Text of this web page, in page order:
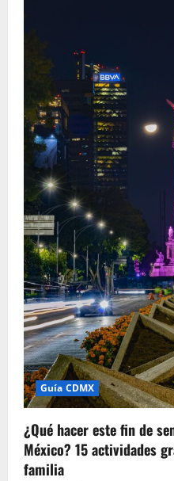
Guía CDMX
¿Qué hacer este fin de
México? 15 actividades
familia